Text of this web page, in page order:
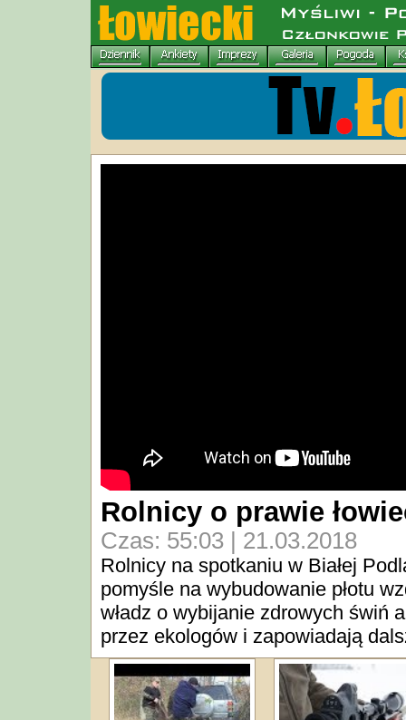
Rolnicy o prawie
Czas: 55:03 | 21.03.2018
Rolnicy na spotkaniu w Białej
pomyśle na wybudowanie płotu
władz o wybijanie zdrowych świń
przez ekologów i zapowiadają